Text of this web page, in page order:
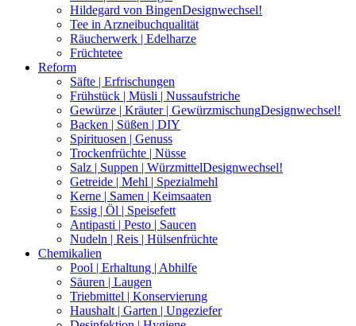
Hildegard von BingenDesignwechsel!
Tee in Arzneibuchqualität
Räucherwerk | Edelharze
Früchtetee
Reform
Säfte | Erfrischungen
Frühstück | Müsli | Nussaufstriche
Gewürze | Kräuter | GewürzmischungDesignwechsel!
Backen | Süßen | DIY
Spirituosen | Genuss
Trockenfrüchte | Nüsse
Salz | Suppen | WürzmittelDesignwechsel!
Getreide | Mehl | Spezialmehl
Kerne | Samen | Keimsaaten
Essig | Öl | Speisefett
Antipasti | Pesto | Saucen
Nudeln | Reis | Hülsenfrüchte
Chemikalien
Pool | Erhaltung | Abhilfe
Säuren | Laugen
Triebmittel | Konservierung
Haushalt | Garten | Ungeziefer